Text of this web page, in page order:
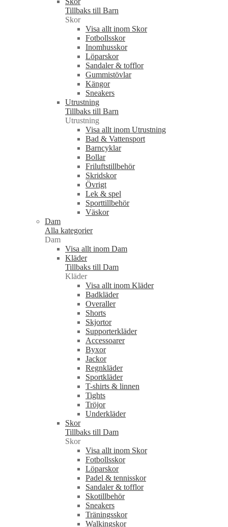
Tillbaks till Barn
Skor
Visa allt inom Skor
Fotbollsskor
Inomhusskor
Löparskor
Sandaler & tofflor
Gummistövlar
Kängor
Sneakers
Utrustning
Tillbaks till Barn
Utrustning
Visa allt inom Utrustning
Bad & Vattensport
Barncyklar
Bollar
Friluftstillbehör
Skridskor
Övrigt
Lek & spel
Sporttillbehör
Väskor
Dam
Alla kategorier
Dam
Visa allt inom Dam
Kläder
Tillbaks till Dam
Kläder
Visa allt inom Kläder
Badkläder
Overaller
Shorts
Skjortor
Supporterkläder
Accessoarer
Byxor
Jackor
Regnkläder
Sportkläder
T-shirts & linnen
Tights
Tröjor
Underkläder
Skor
Tillbaks till Dam
Skor
Visa allt inom Skor
Fotbollsskor
Löparskor
Padel & tennisskor
Sandaler & tofflor
Skotillbehör
Sneakers
Träningsskor
Walkingskor